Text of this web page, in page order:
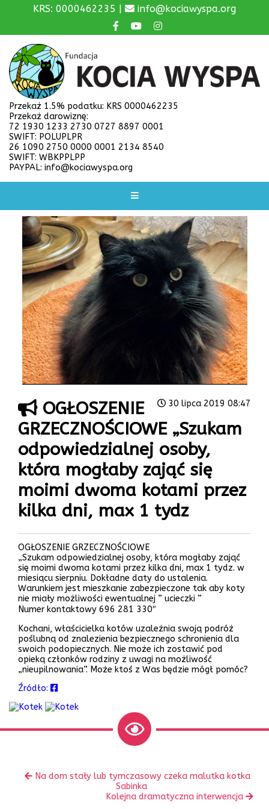
KRS: 0000462235 | info@kociawyspa.org
Przekaż 1.5% podatku: KRS 0000462235
Przekaż darowiznę:
72 1930 1233 2730 0727 8897 0001
SWIFT: POLUPLPR
26 1090 2750 0000 0001 2134 8540
SWIFT: WBKPPLPP
PAYPAL: info@kociawyspa.org
30 lipca 2019 08:47
OGŁOSZENIE
GRZECZNOŚCIOWE „Szukam
odpowiedzialnej osoby,
która mogłaby zająć się
moimi dwoma kotami przez
kilka dni, max 1 tydz
OGŁOSZENIE GRZECZNOŚCIOWE
„Szukam odpowiedzialnej osoby, która mogłaby zająć
się moimi dwoma kotami przez kilka dni, max 1 tydz. w
miesiącu sierpniu. Dokładne daty do ustalenia.
Warunkiem jest mieszkanie zabezpieczone tak aby koty
nie miały możliwości ewentualnej ” ucieczki ”
Numer kontaktowy 696 281 330″
Kochani, właścicielka kotów uzależnia swoją podróż
poślubną od znalezienia bezpiecznego schronienia dla
swoich podopiecznych. Nie może ich zostawić pod
opieką członków rodziny z uwagi na możliwość
„nieupilnowania”. Może ktoś z Was będzie mógł pomóc?
Źródło:
inne Poprzedni
Na dom stały lub tymczasowy czeka malutka kotka
Sabinka
Następny
Kolejna dramatyczna interwencja